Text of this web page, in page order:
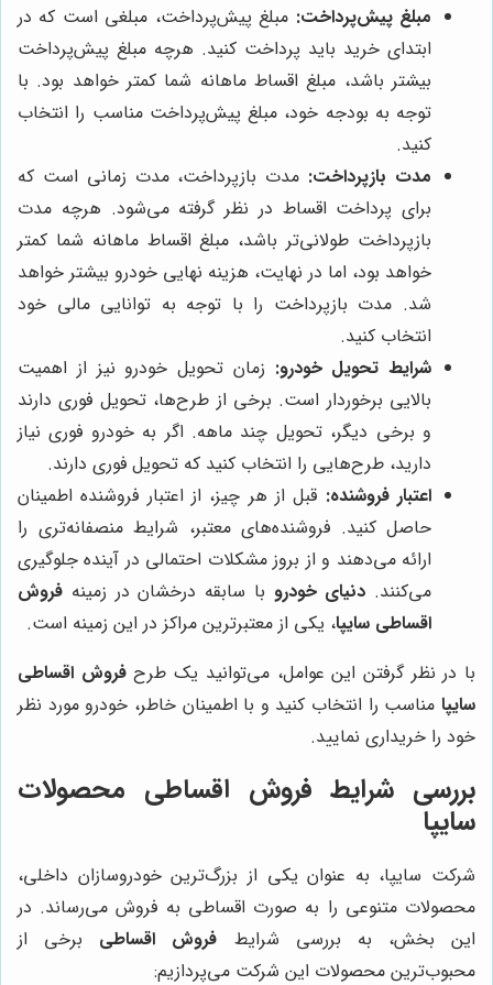
مبلغ پیش‌پرداخت: مبلغ پیش‌پرداخت، مبلغی است که در
ابتدای خرید باید پرداخت کنید. هرچه مبلغ پیش‌پرداخت
بیشتر باشد، مبلغ اقساط ماهانه شما کمتر خواهد بود. با
توجه به بودجه خود، مبلغ پیش‌پرداخت مناسب را انتخاب
کنید.
مدت بازپرداخت: مدت بازپرداخت، مدت زمانی است که
برای پرداخت اقساط در نظر گرفته می‌شود. هرچه مدت
بازپرداخت طولانی‌تر باشد، مبلغ اقساط ماهانه شما کمتر
خواهد بود، اما در نهایت، هزینه نهایی خودرو بیشتر خواهد
شد. مدت بازپرداخت را با توجه به توانایی مالی خود
انتخاب کنید.
شرایط تحویل خودرو: زمان تحویل خودرو نیز از اهمیت
بالایی برخوردار است. برخی از طرح‌ها، تحویل فوری دارند
و برخی دیگر، تحویل چند ماهه. اگر به خودرو فوری نیاز
دارید، طرح‌هایی را انتخاب کنید که تحویل فوری دارند.
اعتبار فروشنده: قبل از هر چیز، از اعتبار فروشنده اطمینان
حاصل کنید. فروشنده‌های معتبر، شرایط منصفانه‌تری را
ارائه می‌دهند و از بروز مشکلات احتمالی در آینده جلوگیری
می‌کنند. دنیای خودرو با سابقه درخشان در زمینه فروش
اقساطی سایپا، یکی از معتبرترین مراکز در این زمینه است.
با در نظر گرفتن این عوامل، می‌توانید یک طرحفروش اقساطی
سایپا مناسب را انتخاب کنید و با اطمینان خاطر، خودرو مورد نظر
خود را خریداری نمایید.
بررسی شرایط فروش اقساطی محصولات
سایپا
شرکت سایپا، به عنوان یکی از بزرگ‌ترین خودروسازان داخلی،
محصولات متنوعی را به صورت اقساطی به فروش می‌رساند. در
این بخش، به بررسی شرایط فروش اقساطی برخی از
محبوب‌ترین محصولات این شرکت می‌پردازیم: